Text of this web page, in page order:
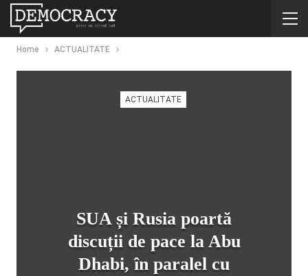
Home ACTUALITATE
ACTUALITATE
SUA și Rusia poartă
discuții de pace la Abu
Dhabi, în paralel cu